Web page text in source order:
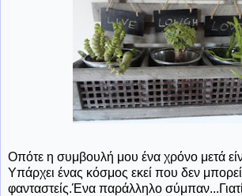
Οπότε η συμβουλή μου ένα χρόνο μετά
Υπάρχει ένας κόσμος εκεί που δεν
φανταστείς.Ένα παράλληλο